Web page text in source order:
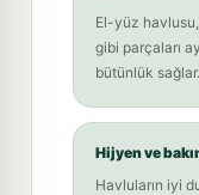
El-yüz
gibi parçaları
bütünlük sağlar.
Hijyen ve
Havluların iyi